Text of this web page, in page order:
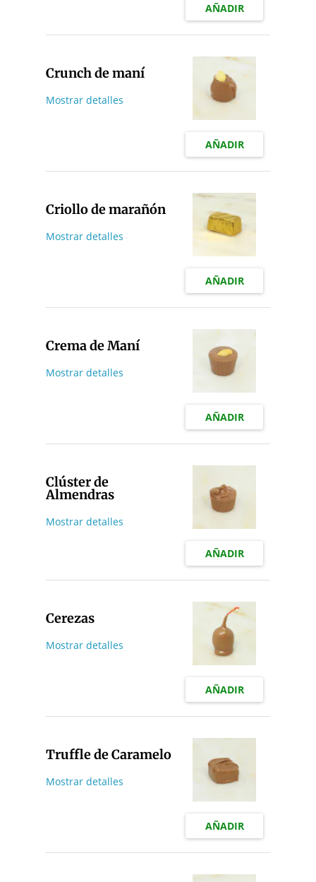
AÑADIR
Crunch de maní
Mostrar detalles
AÑADIR
Criollo de marañón
Mostrar detalles
AÑADIR
Crema de Maní
Mostrar detalles
AÑADIR
Clúster de
Almendras
Mostrar detalles
AÑADIR
Cerezas
Mostrar detalles
AÑADIR
Truffle de Caramelo
Mostrar detalles
AÑADIR